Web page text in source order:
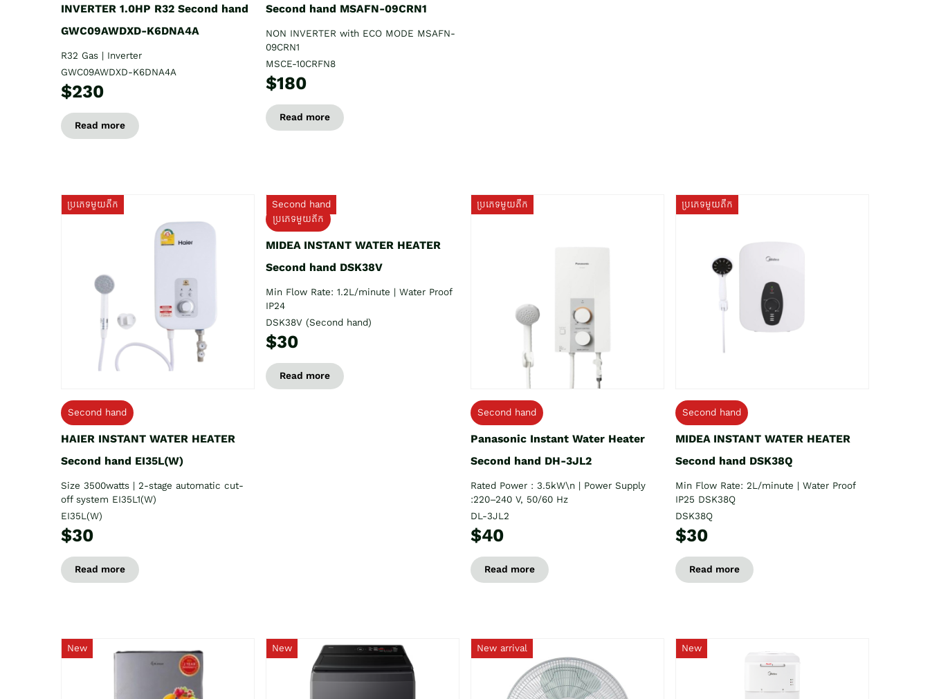
INVERTER 1.0HP R32 Second hand
GWC09AWDXD-K6DNA4A
R32 Gas | Inverter
GWC09AWDXD-K6DNA4A
$230
Read more
Second hand MSAFN-09CRN1
NON INVERTER with ECO MODE MSAFN-
09CRN1
MSCE-10CRFN8
$180
Read more
ប្រភេទមួយតឹក
Second hand
HAIER INSTANT WATER HEATER
Second hand EI35L(W)
Size 3500watts | 2-stage automatic cut-
off system EI35L1(W)
EI35L(W)
$30
Read more
Second hand
ប្រភេទមួយតឹក
MIDEA INSTANT WATER HEATER
Second hand DSK38V
Min Flow Rate: 1.2L/minute | Water Proof
IP24
DSK38V (Second hand)
$30
Read more
ប្រភេទមួយតឹក
Second hand
Panasonic Instant Water Heater
Second hand DH-3JL2
Rated Power : 3.5kW\n | Power Supply
:220–240 V, 50/60 Hz
DL-3JL2
$40
Read more
ប្រភេទមួយតឹក
Second hand
MIDEA INSTANT WATER HEATER
Second hand DSK38Q
Min Flow Rate: 2L/minute | Water Proof
IP25 DSK38Q
DSK38Q
$30
Read more
New New New arrival New